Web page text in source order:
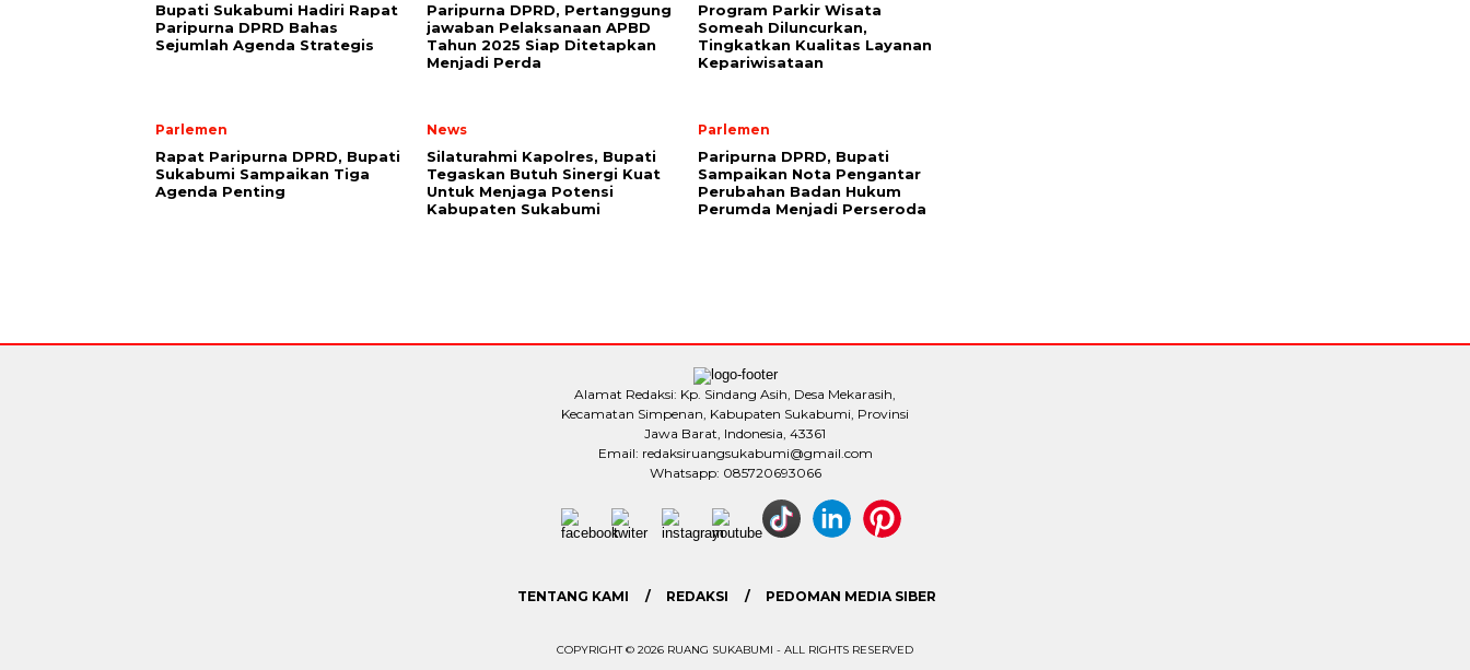
Bupati Sukabumi Hadiri Rapat
Paripurna DPRD Bahas
Sejumlah Agenda Strategis
Paripurna DPRD, Pertanggung
jawaban Pelaksanaan APBD
Tahun 2025 Siap Ditetapkan
Menjadi Perda
Program Parkir Wisata
Someah Diluncurkan,
Tingkatkan Kualitas Layanan
Kepariwisataan
Parlemen
Rapat Paripurna DPRD, Bupati
Sukabumi Sampaikan Tiga
Agenda Penting
News
Silaturahmi Kapolres, Bupati
Tegaskan Butuh Sinergi Kuat
Untuk Menjaga Potensi
Kabupaten Sukabumi
Parlemen
Paripurna DPRD, Bupati
Sampaikan Nota Pengantar
Perubahan Badan Hukum
Perumda Menjadi Perseroda
Alamat Redaksi: Kp. Sindang Asih, Desa Mekarasih,
Kecamatan Simpenan, Kabupaten Sukabumi, Provinsi
Jawa Barat, Indonesia, 43361
Email: redaksiruangsukabumi@gmail.com
Whatsapp: 085720693066
TENTANG KAMI REDAKSI PEDOMAN MEDIA SIBER
COPYRIGHT © 2026 RUANG SUKABUMI - ALL RIGHTS RESERVED